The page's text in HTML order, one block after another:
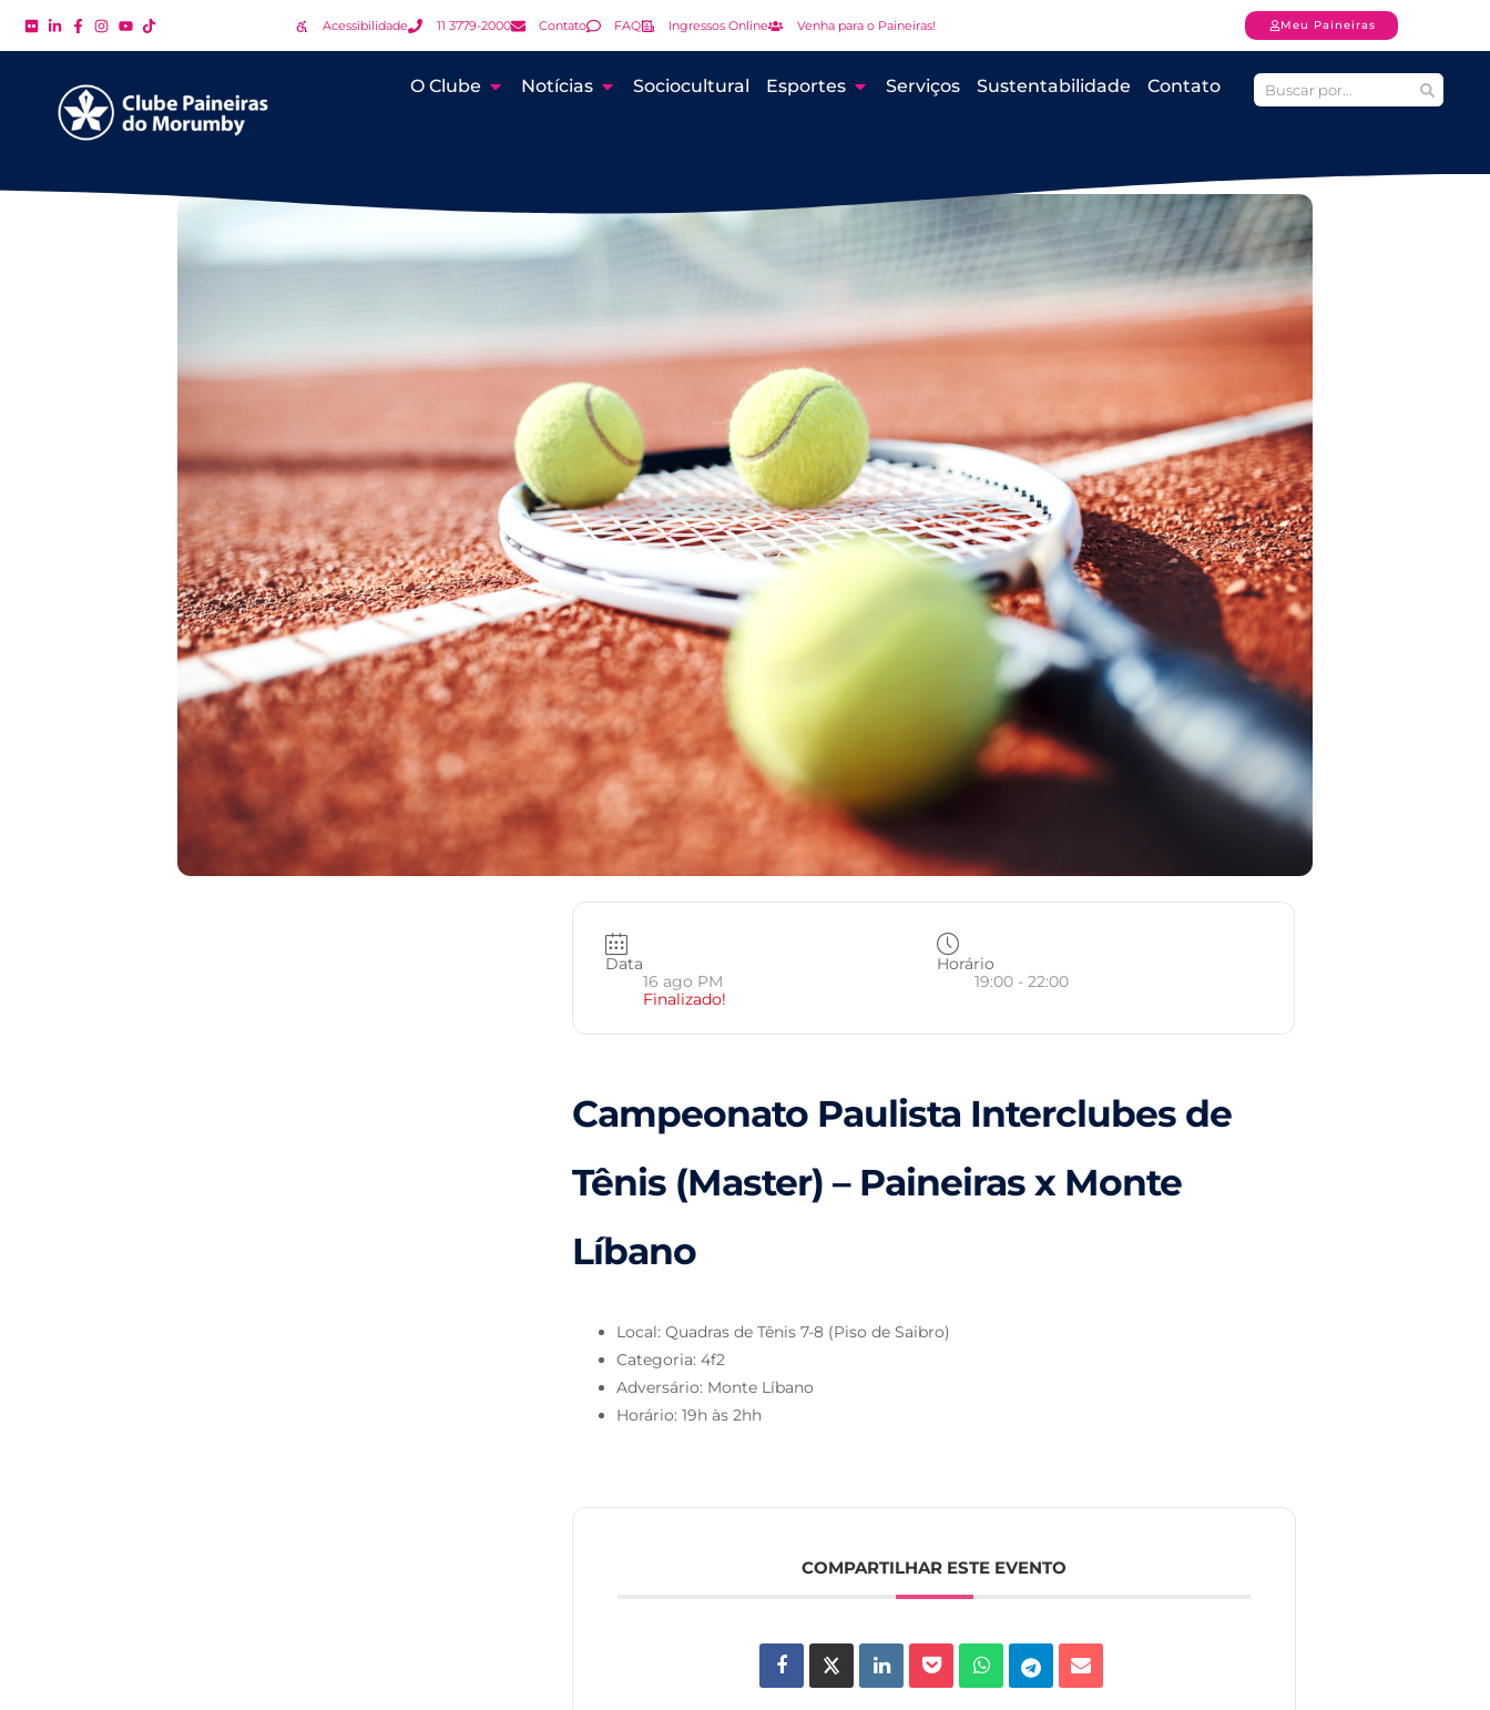
Acessibilidade 11 3779-2000 Contato FAQ Ingressos Online Venha para o Paineiras! Meu Paineiras
O Clube Notícias Sociocultural Esportes Serviços Sustentabilidade Contato
Data
16 ago PM
Finalizado!
Horário
19:00 - 22:00
Campeonato Paulista Interclubes de
Tênis (Master) – Paineiras x Monte
Líbano
Local: Quadras de Tênis 7-8 (Piso de Saibro)
Categoria: 4f2
Adversário: Monte Líbano
Horário: 19h às 2hh
COMPARTILHAR ESTE EVENTO